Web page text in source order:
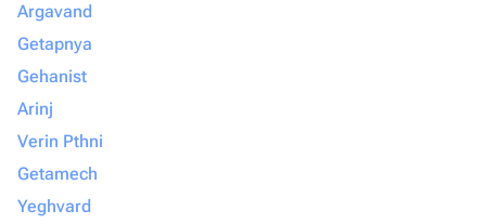
Argavand
Getapnya
Gehanist
Arinj
Verin Pthni
Getamech
Yeghvard